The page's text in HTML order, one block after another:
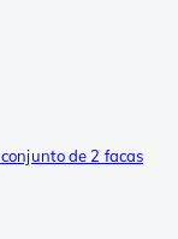
de 2 facas